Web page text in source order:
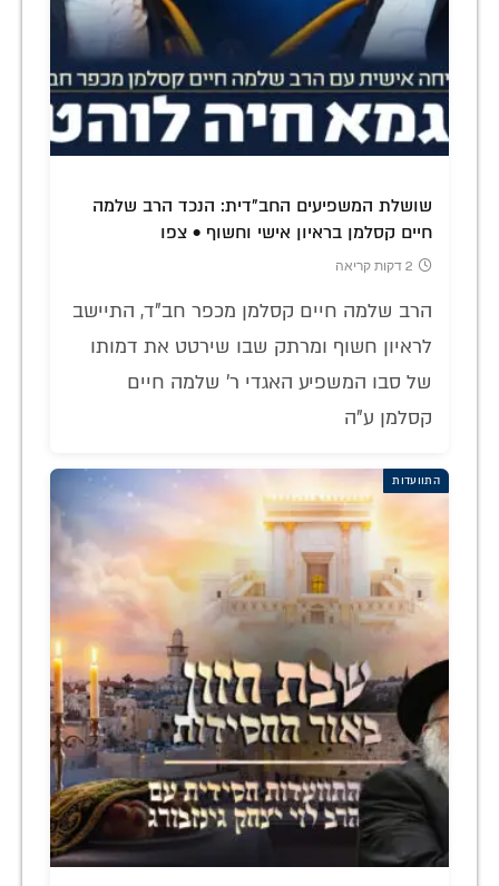
שושלת המשפיעים החב"דית: הנכד הרב שלמה
חיים קסלמן בראיון אישי וחשוף • צפו
2 דקות קריאה
הרב שלמה חיים קסלמן מכפר חב"ד, התיישב
לראיון חשוף ומרתק שבו שירטט את דמותו
של סבו המשפיע האגדי ר' שלמה חיים
קסלמן ע"ה
התוועדות